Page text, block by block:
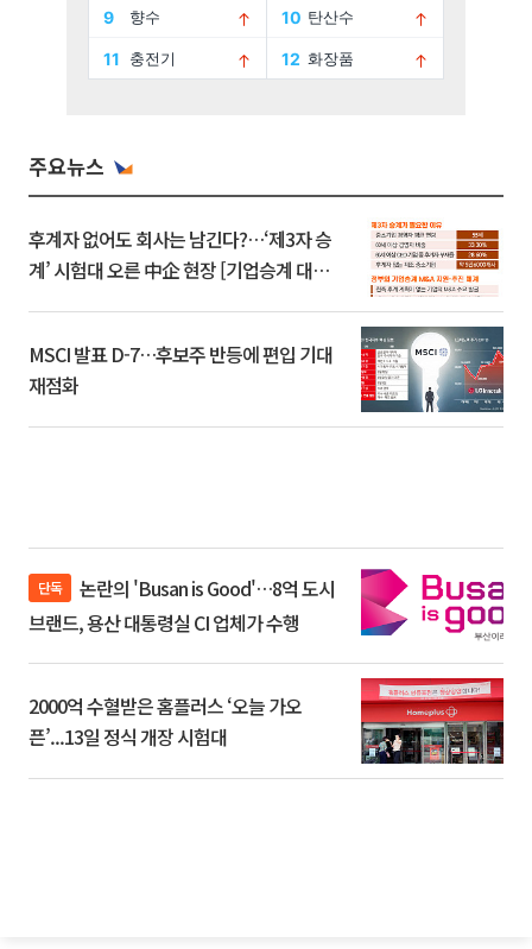
주요뉴스
후계자 없어도 회사는 남긴다?…‘제3자 승
계’ 시험대 오른 中企 현장 [기업승계 대전
MSCI 발표 D-7…후보주 반등에 편입 기대
재점화
단독
브랜드, 용산 대통령실 CI 업체가 수행
2000억 수혈받은 홈플러스 ‘오늘 가오
픈’...13일 정식 개장 시험대